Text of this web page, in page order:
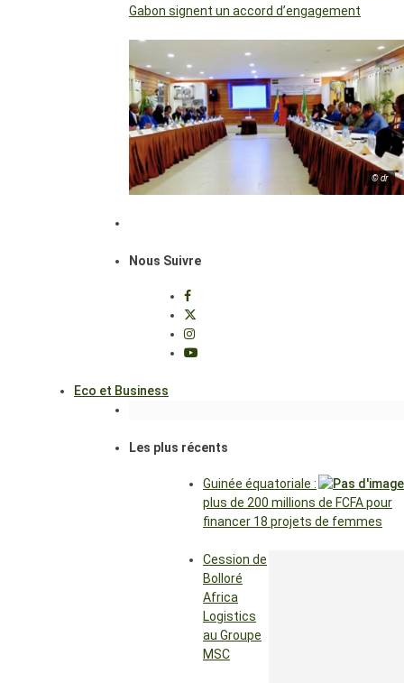
Gabon signent un accord d’engagement
© dr
Nous Suivre
Eco et Business
Les plus récents
Guinée équatoriale :
plus de 200 millions de FCFA pour
financer 18 projets de femmes
Cession de
Bolloré
Africa
Logistics
au Groupe
MSC